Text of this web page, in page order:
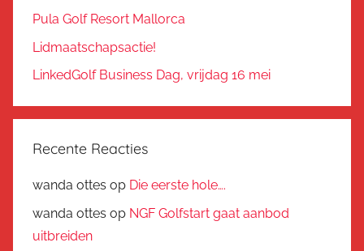
Pula Golf Resort Mallorca
Lidmaatschapsactie!
LinkedGolf Business Dag, vrijdag 16 mei
Recente Reacties
wanda ottes op Die eerste hole….
wanda ottes op NGF Golfstart gaat aanbod
uitbreiden